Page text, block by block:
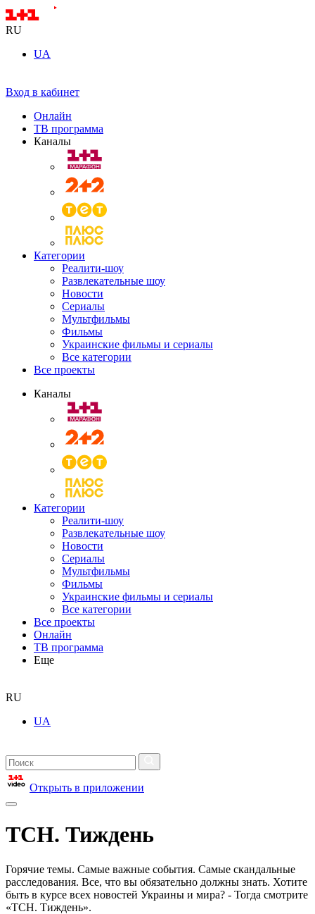
RU
UA
Вход в кабинет
Онлайн
ТВ программа
Каналы
Категории
Реалити-шоу
Развлекательные шоу
Новости
Сериалы
Мультфильмы
Фильмы
Украинские фильмы и сериалы
Все категории
Все проекты
Каналы
Категории
Реалити-шоу
Развлекательные шоу
Новости
Сериалы
Мультфильмы
Фильмы
Украинские фильмы и сериалы
Все категории
Все проекты
Онлайн
ТВ программа
Еще
RU
UA
Открыть в приложении
ТСН. Тиждень
Горячие темы. Самые важные события. Самые скандальные
расследования. Все, что вы обязательно должны знать. Хотите
быть в курсе всех новостей Украины и мира? - Тогда смотрите
«ТСН. Тиждень».